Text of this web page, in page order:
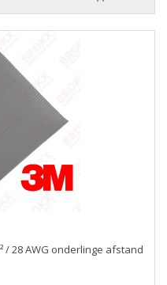
/ 28 AWG onderlinge afstand